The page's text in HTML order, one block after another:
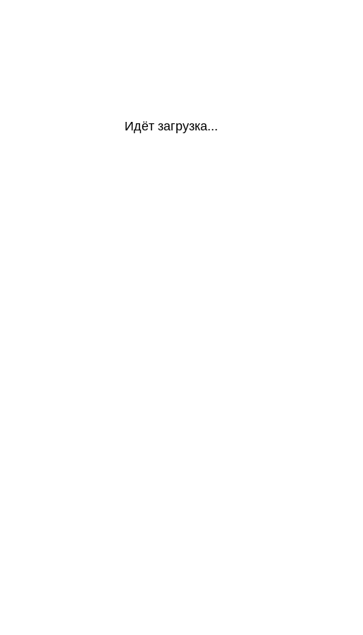
Идёт загрузка...